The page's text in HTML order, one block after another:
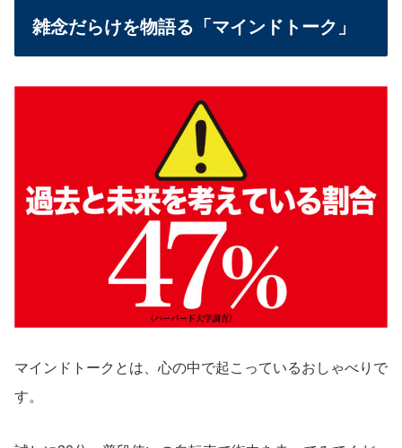
雑念だらけを物語る「マインドトーク」
マインドトークとは、心の中で起こっているおしゃべりで
す。